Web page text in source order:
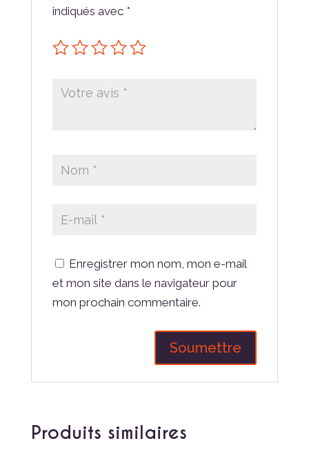
indiqués avec *
Enregistrer mon nom, mon e-mail
et mon site dans le navigateur pour
mon prochain commentaire.
Produits similaires